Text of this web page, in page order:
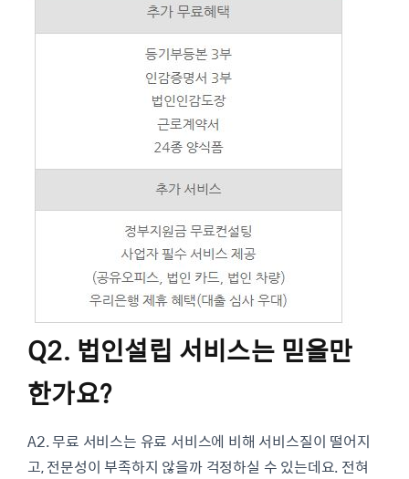
Q2. 법인설립 서비스는 믿을만
한가요?
A2. 무료 서비스는 유료 서비스에 비해 서비스질이 떨어지
고, 전문성이 부족하지 않을까 걱정하실 수 있는데요. 전혀